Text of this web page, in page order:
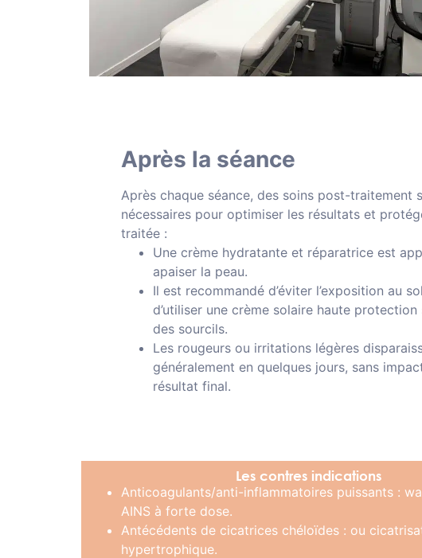
Après la séance
Après chaque séance, des soins post-traitement
nécessaires pour optimiser les résultats et
traitée :
Une crème hydratante et réparatrice est
apaiser la peau.
Il est recommandé d’éviter l’exposition au
d’utiliser une crème solaire haute
des sourcils.
Les rougeurs ou irritations légères
généralement en quelques jours, sans
résultat final.
Les contres indications
Anticoagulants/anti-inflammatoires puissants :
AINS à forte dose.
Antécédents de cicatrices chéloïdes : ou
hypertrophique.